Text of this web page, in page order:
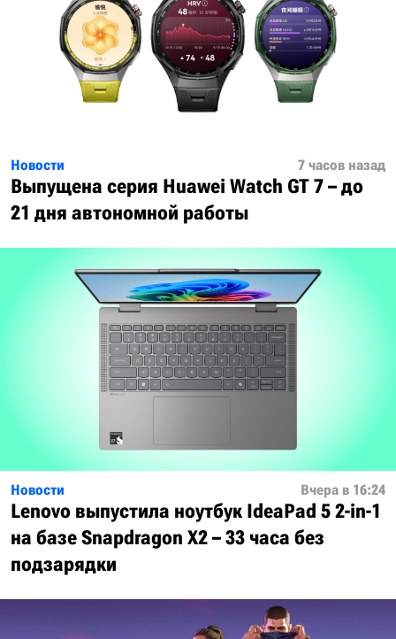
Новости 7 часов назад
Выпущена серия Huawei Watch GT 7 – до
21 дня автономной работы
Новости Вчера в 16:24
Lenovo выпустила ноутбук IdeaPad 5 2-in-1
на базе Snapdragon X2 – 33 часа без
подзарядки